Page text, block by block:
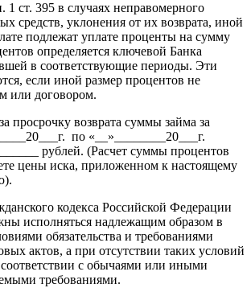
1 ст. 395 в случаях неправомерного
средств, уклонения от их возврата, иной
подлежат уплате проценты на сумму
определяется ключевой Банка
в соответствующие периоды. Эти
если иной размер процентов не
или договором.
просрочку возврата суммы займа за
по «__»________20___г.
рублей. (Расчет суммы процентов
цены иска, приложенном к настоящему
кодекса Российской Федерации
исполняться надлежащим образом в
обязательства и требованиями
актов, а при отсутствии таких условий
с обычаями или иными
требованиями.